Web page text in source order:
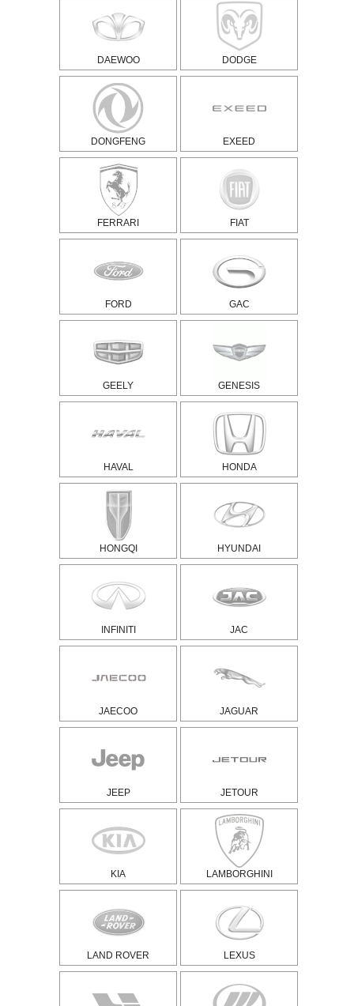
DAEWOO DODGE
DONGFENG EXEED
FERRARI FIAT
FORD GAC
GEELY GENESIS
HAVAL HONDA
HONGQI HYUNDAI
INFINITI JAC
JAECOO JAGUAR
JEEP JETOUR
KIA LAMBORGHINI
LAND ROVER LEXUS